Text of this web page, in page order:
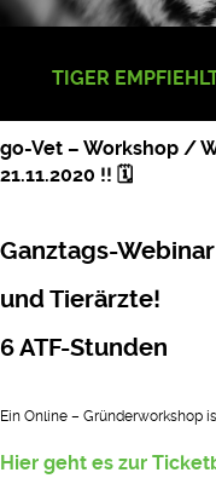
TIGER
go-Vet – Workshop /
21.11.2020 !! 🗓
Ganztags-
und Tierärzte!
6 ATF-Stunden
Ein Online – Gründerworkshop
Hier geht es zur